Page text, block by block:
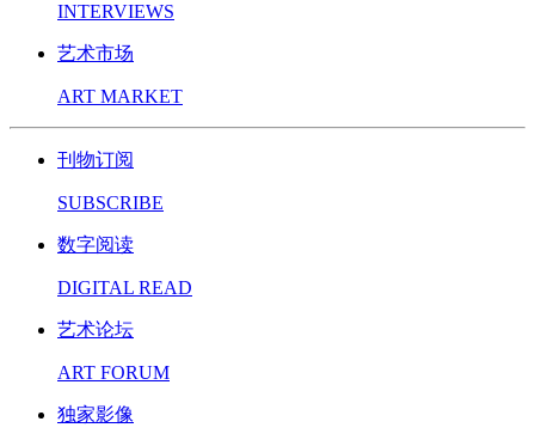
INTERVIEWS
艺术市场
ART MARKET
刊物订阅
SUBSCRIBE
数字阅读
DIGITAL READ
艺术论坛
ART FORUM
独家影像